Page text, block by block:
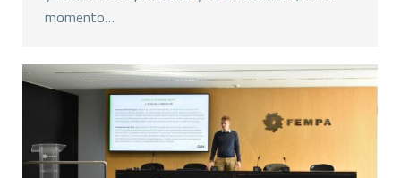
momento…